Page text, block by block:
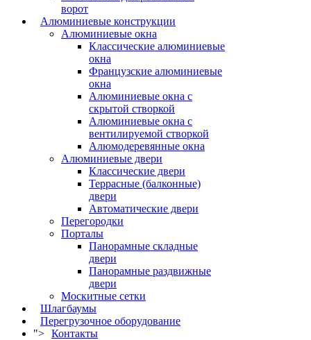
ворот
Алюминиевые конструкции
Алюминиевые окна
Классические алюминиевые
окна
Французские алюминиевые
окна
Алюминиевые окна с
скрытой створкой
Алюминиевые окна с
вентилируемой створкой
Алюмодеревянные окна
Алюминиевые двери
Классические двери
Террасные (балконные)
двери
Автоматические двери
Перегородки
Порталы
Панорамные складные
двери
Панорамные раздвижные
двери
Москитные сетки
Шлагбаумы
Перегрузочное оборудование
"> Контакты